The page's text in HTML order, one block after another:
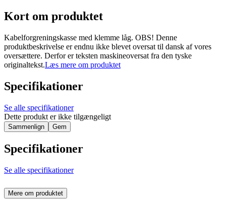
Kort om produktet
Kabelforgreningskasse med klemme låg. OBS! Denne
produktbeskrivelse er endnu ikke blevet oversat til dansk af vores
oversættere. Derfor er teksten maskineoversat fra den tyske
originaltekst.Læs mere om produktet
Specifikationer
Se alle specifikationer
Dette produkt er ikke tilgængeligt
Sammenlign Gem
Specifikationer
Se alle specifikationer
Mere om produktet